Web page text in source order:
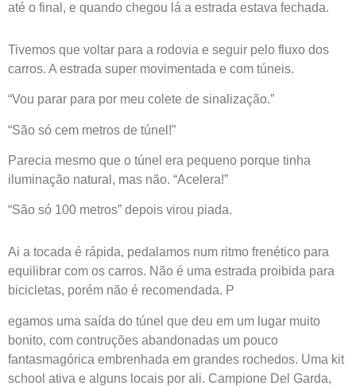
até o final, e quando chegou lá a estrada estava fechada.
Tivemos que voltar para a rodovia e seguir pelo fluxo dos
carros. A estrada super movimentada e com túneis.
“Vou parar para por meu colete de sinalização.”
“São só cem metros de túnel!”
Parecia mesmo que o túnel era pequeno porque tinha
iluminação natural, mas não. “Acelera!”
“São só 100 metros” depois virou piada.
Ai a tocada é rápida, pedalamos num ritmo frenético para
equilibrar com os carros. Não é uma estrada proibida para
bicicletas, porém não é recomendada. P
egamos uma saída do túnel que deu em um lugar muito
bonito, com contruções abandonadas um pouco
fantasmagórica embrenhada em grandes rochedos. Uma kit
school ativa e alguns locais por ali. Campione Del Garda,